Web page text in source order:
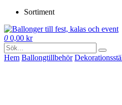
Sortiment
0 0,00 kr
Hem Ballong­tillbehör